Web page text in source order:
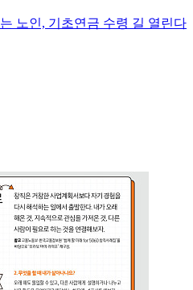
노인, 기초연금 수령 길 열린다